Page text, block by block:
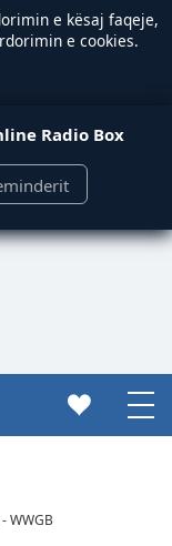
e kësaj faqeje,
e cookies.
Radio Box
WWGB